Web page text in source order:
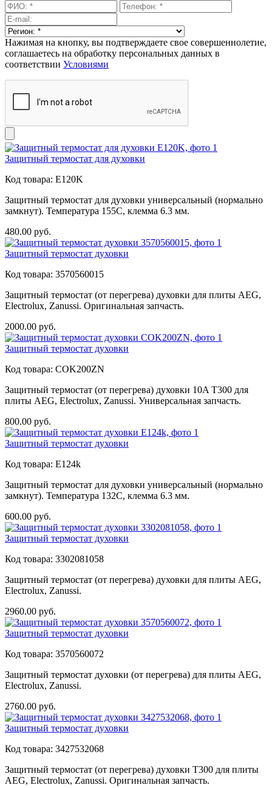
Нажимая на кнопку, вы подтверждаете свое совершеннолетие,
соглашаетесь на обработку персональных данных в
соответствии Условиями
Защитный термостат для духовки
Код товара: E120K
Защитный термостат для духовки универсальный (нормально
замкнут). Температура 155C, клемма 6.3 мм.
480.00 руб.
Защитный термостат духовки
Код товара: 3570560015
Защитный термостат (от перегрева) духовки для плиты AEG,
Electrolux, Zanussi. Оригинальная запчасть.
2000.00 руб.
Защитный термостат духовки
Код товара: COK200ZN
Защитный термостат (от перегрева) духовки 10A T300 для
плиты AEG, Electrolux, Zanussi. Универсальная запчасть.
800.00 руб.
Защитный термостат духовки
Код товара: E124k
Защитный термостат для духовки универсальный (нормально
замкнут). Температура 132C, клемма 6.3 мм.
600.00 руб.
Защитный термостат духовки
Код товара: 3302081058
Защитный термостат (от перегрева) духовки для плиты AEG,
Electrolux, Zanussi.
2960.00 руб.
Защитный термостат духовки
Код товара: 3570560072
Защитный термостат духовки (от перегрева) для плиты AEG,
Electrolux, Zanussi.
2760.00 руб.
Защитный термостат духовки
Код товара: 3427532068
Защитный термостат (от перегрева) духовки T300 для плиты
AEG, Electrolux, Zanussi. Оригинальная запчасть.